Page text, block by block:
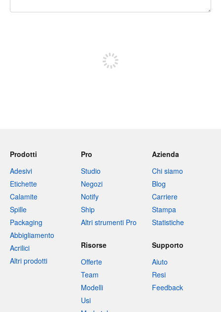
Prodotti
Adesivi
Etichette
Calamite
Spille
Packaging
Abbigliamento
Acrilici
Altri prodotti
Pro
Studio
Negozi
Notify
Ship
Altri strumenti Pro
Azienda
Chi siamo
Blog
Carriere
Stampa
Statistiche
Risorse
Offerte
Team
Modelli
Usi
Supporto
Aiuto
Resi
Feedback